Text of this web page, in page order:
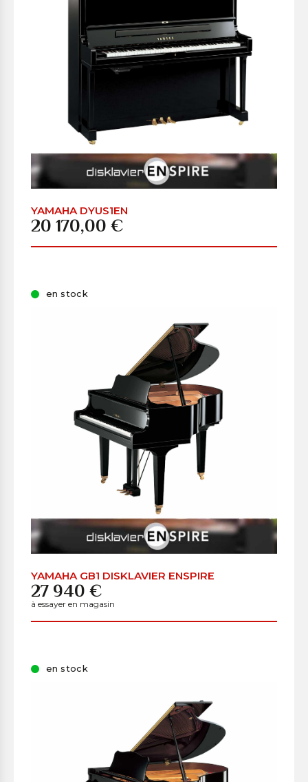
YAMAHA DYUS1EN
20 170,00 €
en stock
YAMAHA GB1 DISKLAVIER ENSPIRE
27 940 €
à essayer en magasin
en stock